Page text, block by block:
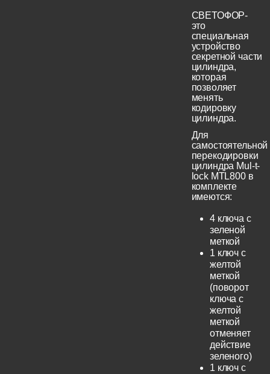
СВЕТОФОР-
это
специальная
устройство
секретной части
цилиндра,
которая
позволяет
менять
кодировку
цилиндра.
Для
самостоятельной
перекодировки
цилиндра Mul-t-
lock MTL800 в
комплекте
имеются:
4 ключа с
зеленой
меткой
1 ключ с
желтой
меткой
(поворот
ключа с
желтой
меткой
отменяет
действие
зеленого)
1 ключ с